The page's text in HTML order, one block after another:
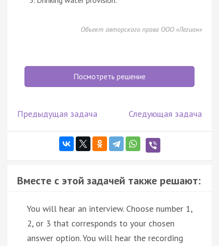
Объект авторского права ООО «Легион»
Посмотреть решение
Предыдущая задача Следующая задача
Вместе с этой задачей также решают:
You will hear an interview. Choose number 1,
2, or 3 that corresponds to your chosen
answer option. You will hear the recording